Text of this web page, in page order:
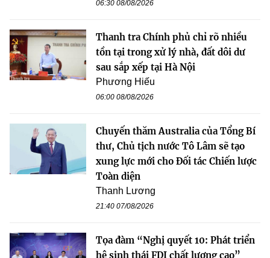
06:30 08/08/2026
Thanh tra Chính phủ chỉ rõ nhiều
tồn tại trong xử lý nhà, đất dôi dư
sau sắp xếp tại Hà Nội
Phương Hiếu
06:00 08/08/2026
Chuyến thăm Australia của Tổng Bí
thư, Chủ tịch nước Tô Lâm sẽ tạo
xung lực mới cho Đối tác Chiến lược
Toàn diện
Thanh Lương
21:40 07/08/2026
Tọa đàm “Nghị quyết 10: Phát triển
hệ sinh thái FDI chất lượng cao”